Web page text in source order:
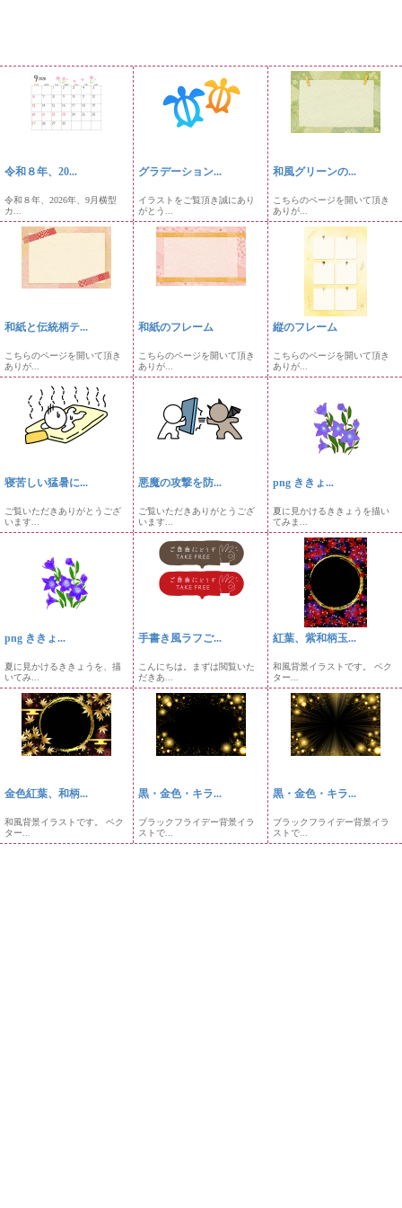
令和８年、20...
令和８年、2026年、9月横型
カ...
グラデーション...
イラストをご覧頂き誠にあり
がとう...
和風グリーンの...
こちらのページを開いて頂き
ありが...
和紙と伝統柄テ...
こちらのページを開いて頂き
ありが...
和紙のフレーム
こちらのページを開いて頂き
ありが...
縦のフレーム
こちらのページを開いて頂き
ありが...
寝苦しい猛暑に...
ご覧いただきありがとうござ
います...
悪魔の攻撃を防...
ご覧いただきありがとうござ
います...
png ききょ...
夏に見かけるききょうを描い
てみま...
png ききょ...
夏に見かけるききょうを、描
いてみ...
手書き風ラフご...
こんにちは。まずは閲覧いた
だきあ...
紅葉、紫和柄玉...
和風背景イラストです。 ベク
ター...
金色紅葉、和柄...
和風背景イラストです。 ベク
ター...
黒・金色・キラ...
ブラックフライデー背景イラ
ストで...
黒・金色・キラ...
ブラックフライデー背景イラ
ストで...